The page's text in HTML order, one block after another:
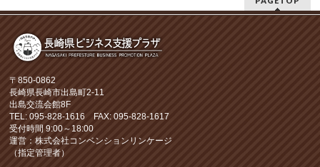
〒850-0862
長崎県長崎市出島町2-11
出島交流会館8F
TEL: 095-828-1616 FAX: 095-828-1617
受付時間 9:00～18:00
運営：株式会社コンベンションリンケージ
（指定管理者）